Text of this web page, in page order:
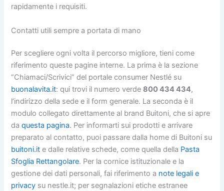
rapidamente i requisiti.
Contatti utili sempre a portata di mano
Per scegliere ogni volta il percorso migliore, tieni come
riferimento queste pagine interne. La prima è la sezione
“Chiamaci/Scrivici” del portale consumer Nestlé su
buonalavita.it: qui trovi il numero verde800 434 434,
l’indirizzo della sede e il form generale. La seconda è il
modulo collegato direttamente al brand Buitoni, che si apre
daquesta pagina. Per informarti sui prodotti e arrivare
preparato al contatto, puoi passare dalla home di Buitoni su
buitoni.it e dalle relative schede, come quella della Pasta
Sfoglia Rettangolare. Per la cornice istituzionale e la
gestione dei dati personali, fai riferimento a note legali e
privacy su nestle.it; per segnalazioni etiche estranee